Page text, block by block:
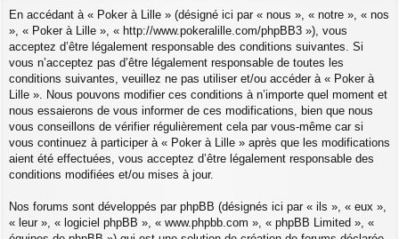
s
er
En accédant à « Poker à Lille » (désigné ici par « nous », « notre », « nos
», « Poker à Lille », « http://www.pokeralille.com/phpBB3 »), vous
acceptez d’être légalement responsable des conditions suivantes. Si
vous n’acceptez pas d’être légalement responsable de toutes les
conditions suivantes, veuillez ne pas utiliser et/ou accéder à « Poker à
Lille ». Nous pouvons modifier ces conditions à n’importe quel moment et
nous essaierons de vous informer de ces modifications, bien que nous
vous conseillons de vérifier régulièrement cela par vous-même car si
vous continuez à participer à « Poker à Lille » après que les modifications
aient été effectuées, vous acceptez d’être légalement responsable des
conditions modifiées et/ou mises à jour.
Nos forums sont développés par phpBB (désignés ici par « ils », « eux »,
« leur », « logiciel phpBB », « www.phpbb.com », « phpBB Limited », «